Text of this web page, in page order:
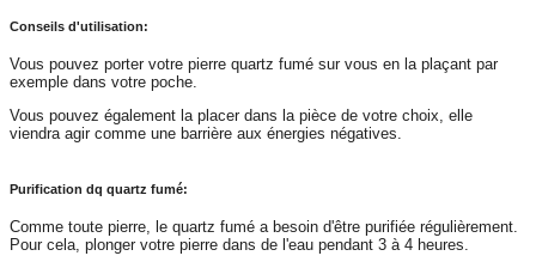
Conseils d'utilisation:
Vous pouvez porter votre pierre quartz fumé sur vous en la plaçant par
exemple dans votre poche.
Vous pouvez également la placer dans la pièce de votre choix, elle
viendra agir comme une barrière aux énergies négatives.
Purification dq quartz fumé:
Comme toute pierre, le quartz fumé a besoin d'être purifiée régulièrement.
Pour cela, plonger votre pierre dans de l'eau pendant 3 à 4 heures.